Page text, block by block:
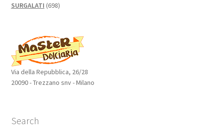
SURGALATI 698698
Via della Repubblica, 26/28
20090 - Trezzano snv - Milano
Search